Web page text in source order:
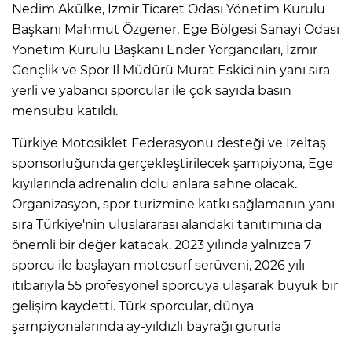
Nedim Akülke, İzmir Ticaret Odası Yönetim Kurulu
Başkanı Mahmut Özgener, Ege Bölgesi Sanayi Odası
Yönetim Kurulu Başkanı Ender Yorgancıları, İzmir
Gençlik ve Spor İl Müdürü Murat Eskici'nin yanı sıra
yerli ve yabancı sporcular ile çok sayıda basın
mensubu katıldı.
Türkiye Motosiklet Federasyonu desteği ve İzeltaş
sponsorluğunda gerçekleştirilecek şampiyona, Ege
kıyılarında adrenalin dolu anlara sahne olacak.
Organizasyon, spor turizmine katkı sağlamanın yanı
sıra Türkiye'nin uluslararası alandaki tanıtımına da
önemli bir değer katacak. 2023 yılında yalnızca 7
sporcu ile başlayan motosurf serüveni, 2026 yılı
itibarıyla 55 profesyonel sporcuya ulaşarak büyük bir
gelişim kaydetti. Türk sporcular, dünya
şampiyonalarında ay-yıldızlı bayrağı gururla